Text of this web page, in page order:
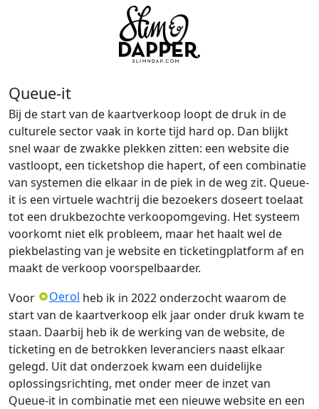
Queue-it
Bij de start van de kaartverkoop loopt de druk in de
culturele sector vaak in korte tijd hard op. Dan blijkt
snel waar de zwakke plekken zitten: een website die
vastloopt, een ticketshop die hapert, of een combinatie
van systemen die elkaar in de piek in de weg zit. Queue-
it is een virtuele wachtrij die bezoekers doseert toelaat
tot een drukbezochte verkoopomgeving. Het systeem
voorkomt niet elk probleem, maar het haalt wel de
piekbelasting van je website en ticketingplatform af en
maakt de verkoop voorspelbaarder.
Voor
Oerol heb ik in 2022 onderzocht waarom de
start van de kaartverkoop elk jaar onder druk kwam te
staan. Daarbij heb ik de werking van de website, de
ticketing en de betrokken leveranciers naast elkaar
gelegd. Uit dat onderzoek kwam een duidelijke
oplossingsrichting, met onder meer de inzet van
Queue-it in combinatie met een nieuwe website en een